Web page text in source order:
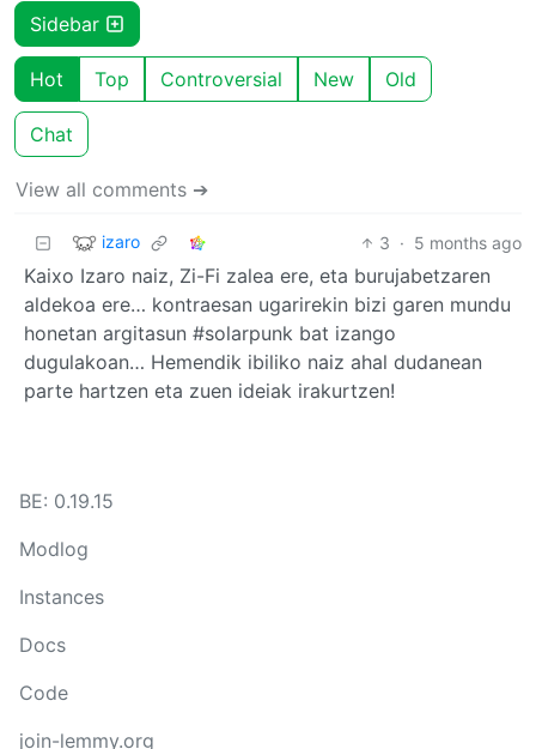
Sidebar
Hot Top Controversial New Old
Chat
View all comments ➔
izaro 3 · 5 months ago
Kaixo Izaro naiz, Zi-Fi zalea ere, eta burujabetzaren
aldekoa ere… kontraesan ugarirekin bizi garen mundu
honetan argitasun #solarpunk bat izango
dugulakoan… Hemendik ibiliko naiz ahal dudanean
parte hartzen eta zuen ideiak irakurtzen!
BE: 0.19.15
Modlog
Instances
Docs
Code
join-lemmy.org